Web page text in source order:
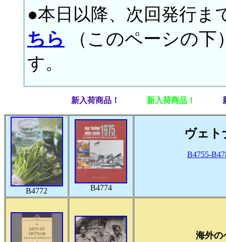
●本日以降、次回発行ま
ちら
（このペーシの下
す。
新入荷商品！ 新入荷商品！
B4772 B4774
ヴェト
B4755-
海外の